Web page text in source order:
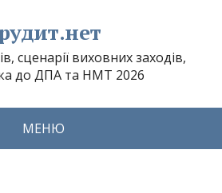
сценарії виховних заходів,
до ДПА та НМТ 2026
МЕНЮ